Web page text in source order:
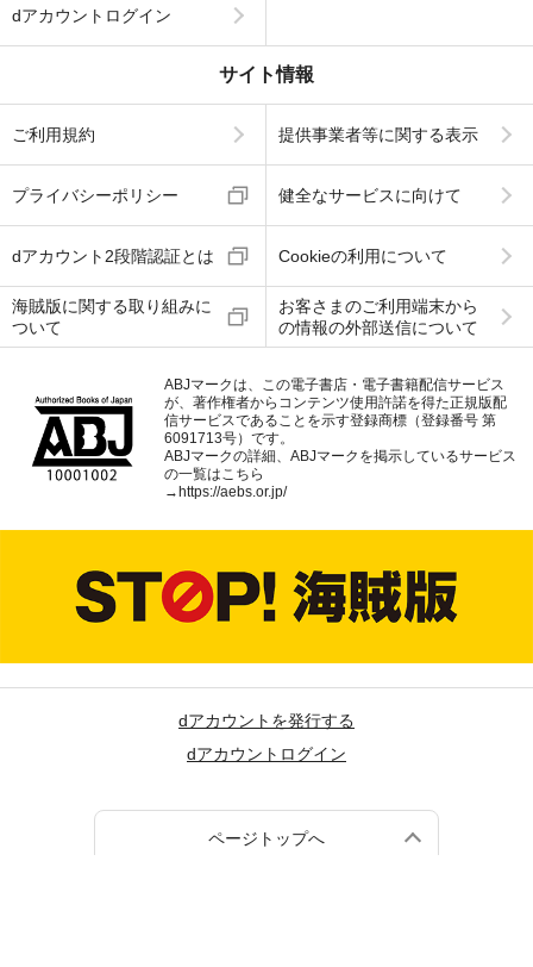
dアカウントログイン
サイト情報
ご利用規約 提供事業者等に関する表示
プライバシーポリシー 健全なサービスに向けて
dアカウント2段階認証とは Cookieの利用について
海賊版に関する取り組みに
ついて
お客さまのご利用端末から
の情報の外部送信について
ABJマークは、この電子書店・電子書籍配信サービス
が、著作権者からコンテンツ使用許諾を得た正規版配
信サービスであることを示す登録商標（登録番号 第
6091713号）です。
ABJマークの詳細、ABJマークを掲示しているサービス
の一覧はこちら
→https://aebs.or.jp/
dアカウントを発行する
dアカウントログイン
ページトップへ